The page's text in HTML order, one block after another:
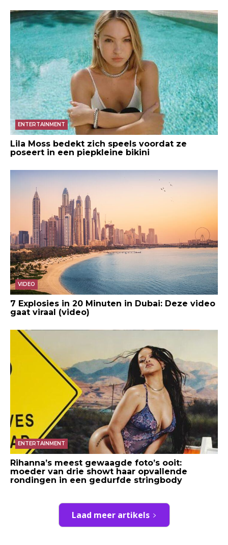
ENTERTAINMENT
Lila Moss bedekt zich speels voordat ze
poseert in een piepkleine bikini
VIDEO
7 Explosies in 20 Minuten in Dubai: Deze video
gaat viraal (video)
ENTERTAINMENT
Rihanna’s meest gewaagde foto’s ooit:
moeder van drie showt haar opvallende
rondingen in een gedurfde stringbody
Laad meer artikels